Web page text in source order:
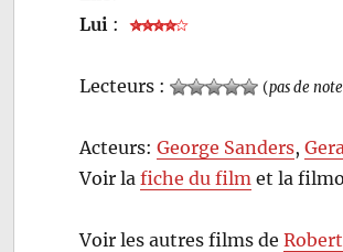
Lui :
Lecteurs : (pas de
Acteurs:George Sanders,
Voir lafiche du film et la
Voir les autres films de